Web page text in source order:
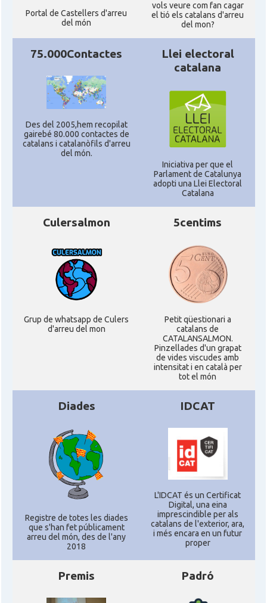
Portal de Castellers d'arreu
del món
vols veure com fan cagar
el tió els catalans d'arreu
del mon?
75.000Contactes
Des del 2005,hem recopilat
gairebé 80.000 contactes de
catalans i catalanòfils d'arreu
del món.
Llei electoral
catalana
Iniciativa per que el
Parlament de Catalunya
adopti una Llei Electoral
Catalana
Culersalmon
Grup de whatsapp de Culers
d'arreu del mon
5centims
Petit qüestionari a
catalans de
CATALANSALMON.
Pinzellades d'un grapat
de vides viscudes amb
intensitat i en català per
tot el món
Diades
Registre de totes les diades
que s'han fet públicament
arreu del món, des de l'any
2018
IDCAT
L'IDCAT és un Certificat
Digital, una eina
imprescindible per als
catalans de l'exterior, ara,
i més encara en un futur
proper
Premis Padró